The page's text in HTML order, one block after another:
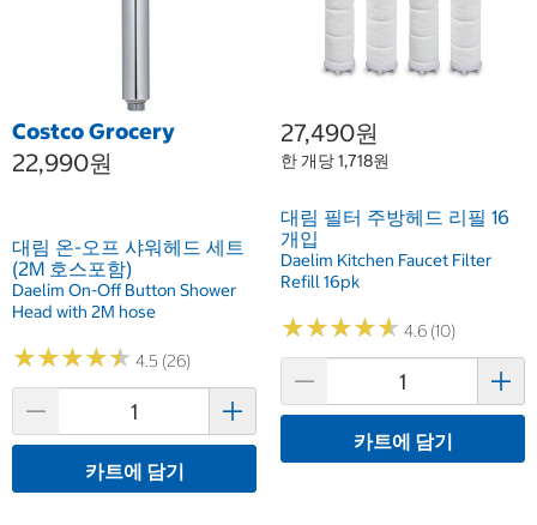
Costco Grocery
22,990원
대림 온-오프 샤워헤드 세트
(2M 호스포함)
Daelim On-Off Button Shower
Head with 2M hose
★★★★★
★★★★★ 4.5 (26)
카트에 담기
27,490원
한 개당 1,718원
대림 필터 주방헤드 리필 16
개입
Daelim Kitchen Faucet Filter
Refill 16pk
★★★★★
★★★★★ 4.6 (10)
카트에 담기